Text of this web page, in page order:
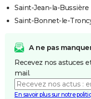
Saint-Jean-la-Bussière
Saint-Bonnet-le-
A ne pas
Recevez nos astuces
mail.
En savoir plus sur notre